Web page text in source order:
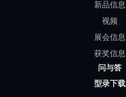
新品信息
视频
展会信息
获奖信息
问与答
型录下载